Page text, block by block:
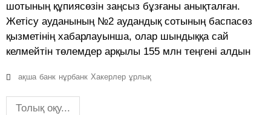
шотының құпиясөзін заңсыз бұзғаны анықталған.
Жетісу ауданының №2 аудандық сотының баспасөз
қызметінің хабарлауынша, олар шындыққа сай
келмейтін төлемдер арқылы 155 млн теңгені алдын
ақша банк нұрбанк Хакерлер ұрлық
Толық оқу...